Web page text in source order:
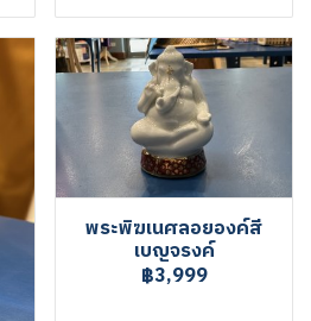
พระพิฆเนศลอยองค์สี
เบญจรงค์
฿3,999